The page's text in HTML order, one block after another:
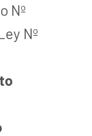
Nº
Nº